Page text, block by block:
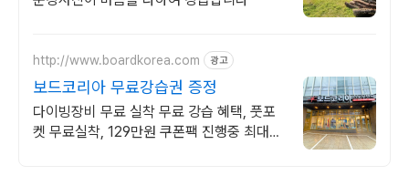
http://www.boardkorea.com 광고
보드코리아 무료강습권 증정
다이빙장비 무료 실착 무료 강습 혜택, 풋포
켓 무료실착, 129만원 쿠폰팩 진행중 최대